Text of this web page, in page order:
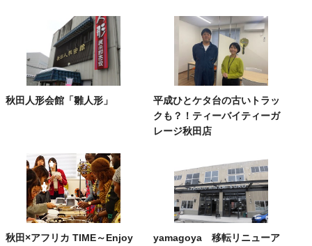
秋田人形会館「雛人形」
平成ひとケタ台の古いトラッ
クも？！ティーバイティーガ
レージ秋田店
秋田×アフリカ TIME～Enjoy
yamagoya 移転リニューア